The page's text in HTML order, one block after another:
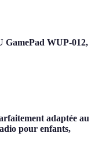
GamePad WUP-012,
adaptée au
pour enfants,